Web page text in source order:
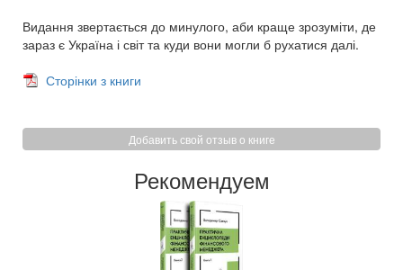
Видання звертається до минулого, аби краще зрозуміти, де
зараз є Україна і світ та куди вони могли б рухатися далі.
Сторінки з книги
Добавить свой отзыв о книге
Рекомендуем